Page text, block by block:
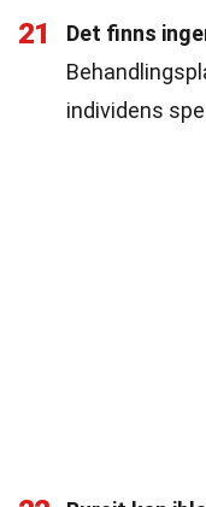
21
Det finns
individens